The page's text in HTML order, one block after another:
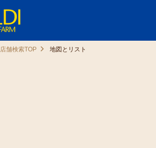
店舗検索TOP 地図とリスト